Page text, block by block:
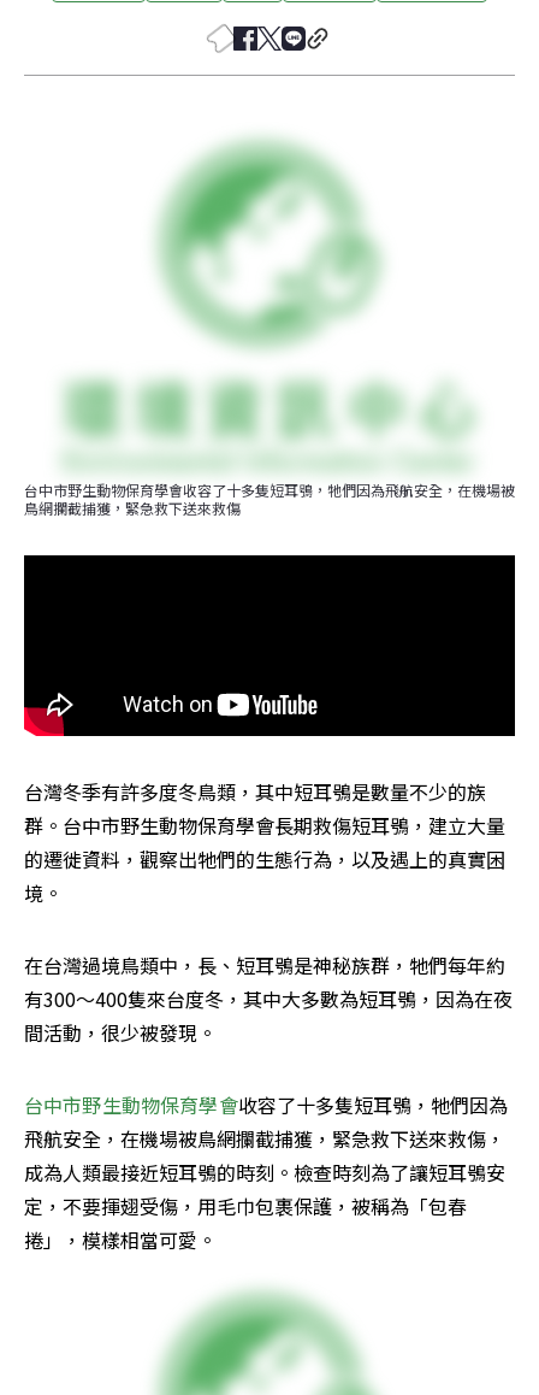
台中市野生動物保育學會收容了十多隻短耳鴞，牠們因為飛航安全，在機場被
鳥網攔截捕獲，緊急救下送來救傷
台灣冬季有許多度冬鳥類，其中短耳鴞是數量不少的族
群。台中市野生動物保育學會長期救傷短耳鴞，建立大量
的遷徙資料，觀察出牠們的生態行為，以及遇上的真實困
境。
在台灣過境鳥類中，長、短耳鴞是神秘族群，牠們每年約
有300～400隻來台度冬，其中大多數為短耳鴞，因為在夜
間活動，很少被發現。
台中市野生動物保育學會收容了十多隻短耳鴞，牠們因為
飛航安全，在機場被鳥網攔截捕獲，緊急救下送來救傷，
成為人類最接近短耳鴞的時刻。檢查時刻為了讓短耳鴞安
定，不要揮翅受傷，用毛巾包裹保護，被稱為「包春
捲」，模樣相當可愛。